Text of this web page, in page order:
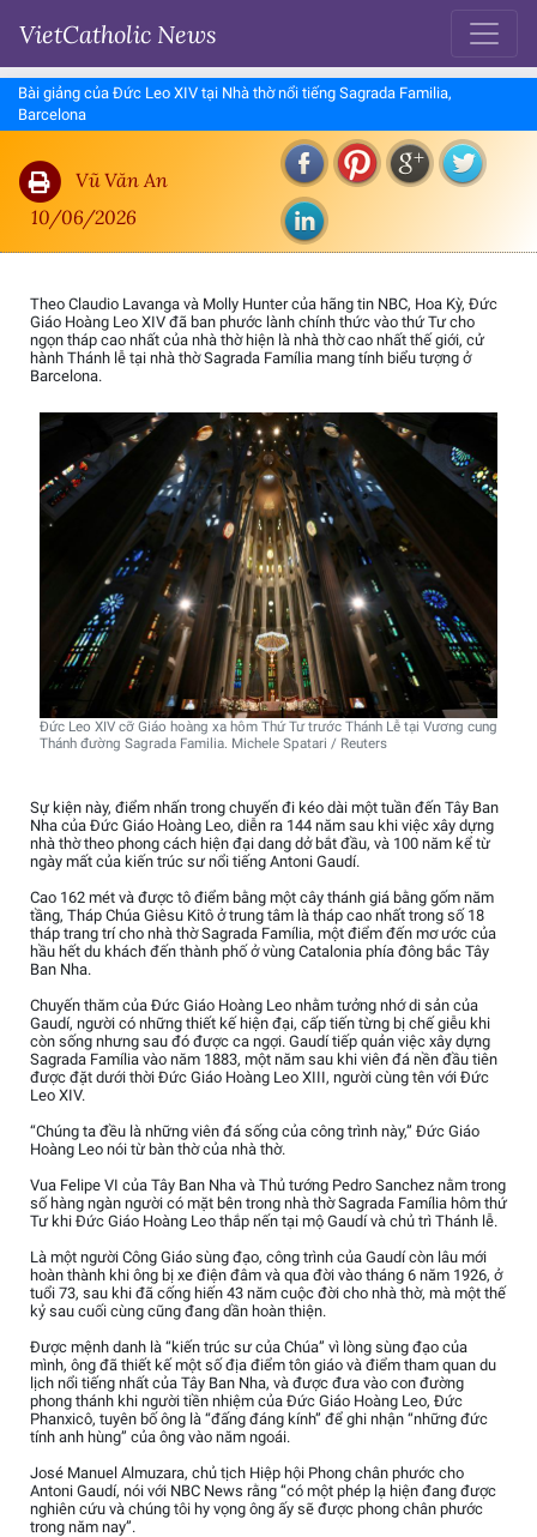
VietCatholic News
Bài giảng của Đức Leo XIV tại Nhà thờ nổi tiếng Sagrada Familia,
Barcelona
Vũ Văn An
10/06/2026
Theo Claudio Lavanga và Molly Hunter của hãng tin NBC, Hoa Kỳ, Đức
Giáo Hoàng Leo XIV đã ban phước lành chính thức vào thứ Tư cho
ngọn tháp cao nhất của nhà thờ hiện là nhà thờ cao nhất thế giới, cử
hành Thánh lễ tại nhà thờ Sagrada Família mang tính biểu tượng ở
Barcelona.
Đức Leo XIV cỡ Giáo hoàng xa hôm Thứ Tư trước Thánh Lễ tại Vương cung
Thánh đường Sagrada Familia. Michele Spatari / Reuters
Sự kiện này, điểm nhấn trong chuyến đi kéo dài một tuần đến Tây Ban
Nha của Đức Giáo Hoàng Leo, diễn ra 144 năm sau khi việc xây dựng
nhà thờ theo phong cách hiện đại dang dở bắt đầu, và 100 năm kể từ
ngày mất của kiến trúc sư nổi tiếng Antoni Gaudí.
Cao 162 mét và được tô điểm bằng một cây thánh giá bằng gốm năm
tầng, Tháp Chúa Giêsu Kitô ở trung tâm là tháp cao nhất trong số 18
tháp trang trí cho nhà thờ Sagrada Família, một điểm đến mơ ước của
hầu hết du khách đến thành phố ở vùng Catalonia phía đông bắc Tây
Ban Nha.
Chuyến thăm của Đức Giáo Hoàng Leo nhằm tưởng nhớ di sản của
Gaudí, người có những thiết kế hiện đại, cấp tiến từng bị chế giễu khi
còn sống nhưng sau đó được ca ngợi. Gaudí tiếp quản việc xây dựng
Sagrada Família vào năm 1883, một năm sau khi viên đá nền đầu tiên
được đặt dưới thời Đức Giáo Hoàng Leo XIII, người cùng tên với Đức
Leo XIV.
“Chúng ta đều là những viên đá sống của công trình này,” Đức Giáo
Hoàng Leo nói từ bàn thờ của nhà thờ.
Vua Felipe VI của Tây Ban Nha và Thủ tướng Pedro Sanchez nằm trong
số hàng ngàn người có mặt bên trong nhà thờ Sagrada Família hôm thứ
Tư khi Đức Giáo Hoàng Leo thắp nến tại mộ Gaudí và chủ trì Thánh lễ.
Là một người Công Giáo sùng đạo, công trình của Gaudí còn lâu mới
hoàn thành khi ông bị xe điện đâm và qua đời vào tháng 6 năm 1926, ở
tuổi 73, sau khi đã cống hiến 43 năm cuộc đời cho nhà thờ, mà một thế
kỷ sau cuối cùng cũng đang dần hoàn thiện.
Được mệnh danh là “kiến trúc sư của Chúa” vì lòng sùng đạo của
mình, ông đã thiết kế một số địa điểm tôn giáo và điểm tham quan du
lịch nổi tiếng nhất của Tây Ban Nha, và được đưa vào con đường
phong thánh khi người tiền nhiệm của Đức Giáo Hoàng Leo, Đức
Phanxicô, tuyên bố ông là “đấng đáng kính” để ghi nhận “những đức
tính anh hùng” của ông vào năm ngoái.
José Manuel Almuzara, chủ tịch Hiệp hội Phong chân phước cho
Antoni Gaudí, nói với NBC News rằng “có một phép lạ hiện đang được
nghiên cứu và chúng tôi hy vọng ông ấy sẽ được phong chân phước
trong năm nay”.